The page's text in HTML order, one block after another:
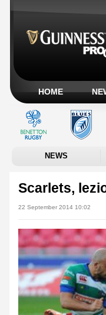
HOME
NEWS
Scarlets,
22 September 2014 10:02